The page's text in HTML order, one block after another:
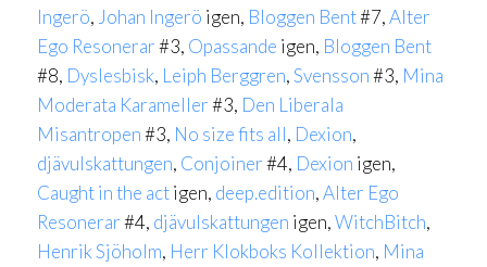
Ingerö, Johan Ingerö igen, Bloggen Bent#7,Alter
Ego Resonerar#3, Opassande igen, Bloggen Bent
#8, Dyslesbisk, Leiph Berggren,Svensson#3, Mina
Moderata Karameller#3, Den Liberala
Misantropen#3, No size fits all, Dexion,
djävulskattungen, Conjoiner#4, Dexion igen,
Caught in the actigen, deep.edition,Alter Ego
Resonerar#4, djävulskattungen igen,WitchBitch,
Henrik Sjöholm, Herr Klokboks Kollektion, Mina